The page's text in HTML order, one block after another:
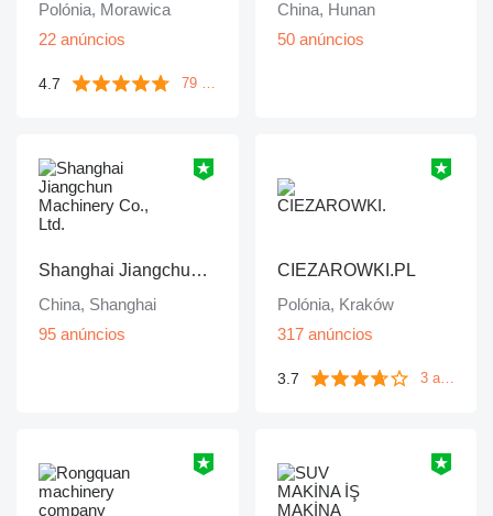
Polónia, Morawica
22 anúncios
4.7 79 avaliações
China, Hunan
50 anúncios
Shanghai Jiangchun Machinery Co., Ltd.
China, Shanghai
95 anúncios
CIEZAROWKI.PL
Polónia, Kraków
317 anúncios
3.7 3 avaliações